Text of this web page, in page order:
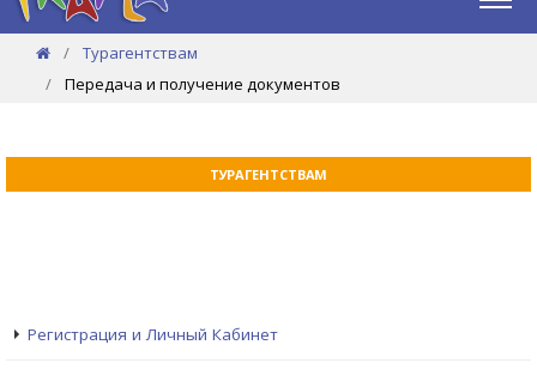
Турагентствам
Передача и получение документов
ТУРАГЕНТСТВАМ
Регистрация и Личный Кабинет